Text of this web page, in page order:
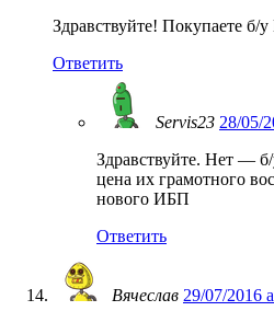
Здравствуйте! Покупаете б/
Ответить
Servis23 28/05/
Здравствуйте. Нет —
цена их грамотного
нового ИБП
Ответить
Вячеслав 29/07/2016